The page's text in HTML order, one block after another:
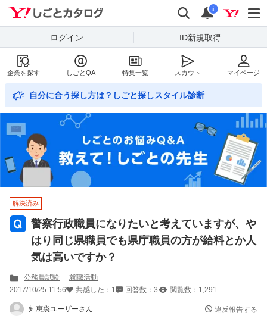
Yahoo!しごとカタログ
検索
通知
i
ログイン ID新規取得
企業を探す しごとQA 特集一覧 スカウト マイページ
自分に合う探し方は？しごと探しスタイル診断
解決済み
警察行政職員になりたいと考えていますが、や
はり同じ県職員でも県庁職員の方が給料とか人
気は高いですか？
公務員試験
就職活動
2017/10/25 11:56
共感した： 1 回答数： 3 閲覧数： 1,291
知恵袋ユーザーさん 違反報告する